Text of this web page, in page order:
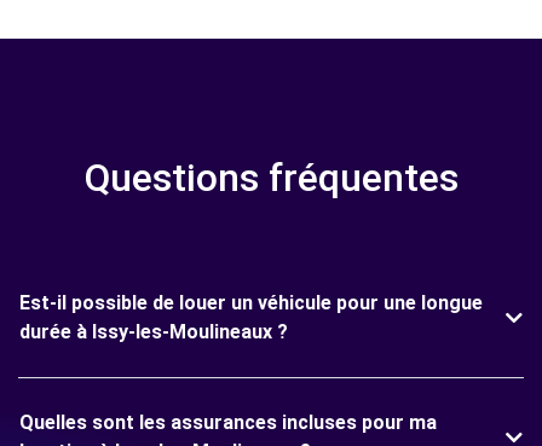
Questions fréquentes
Est-il possible de louer un véhicule pour une longue
durée à Issy-les-Moulineaux ?
Quelles sont les assurances incluses pour ma